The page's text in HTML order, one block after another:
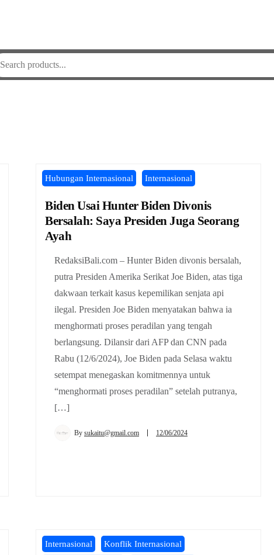
Hubungan Internasional Internasional
Biden Usai Hunter Biden Divonis
Bersalah: Saya Presiden Juga Seorang
Ayah
RedaksiBali.com – Hunter Biden divonis bersalah,
putra Presiden Amerika Serikat Joe Biden, atas tiga
dakwaan terkait kasus kepemilikan senjata api
ilegal. Presiden Joe Biden menyatakan bahwa ia
menghormati proses peradilan yang tengah
berlangsung. Dilansir dari AFP dan CNN pada
Rabu (12/6/2024), Joe Biden pada Selasa waktu
setempat menegaskan komitmennya untuk
“menghormati proses peradilan” setelah putranya,
[…]
By sukaitu@gmail.com 12/06/2024
Internasional Konflik Internasional